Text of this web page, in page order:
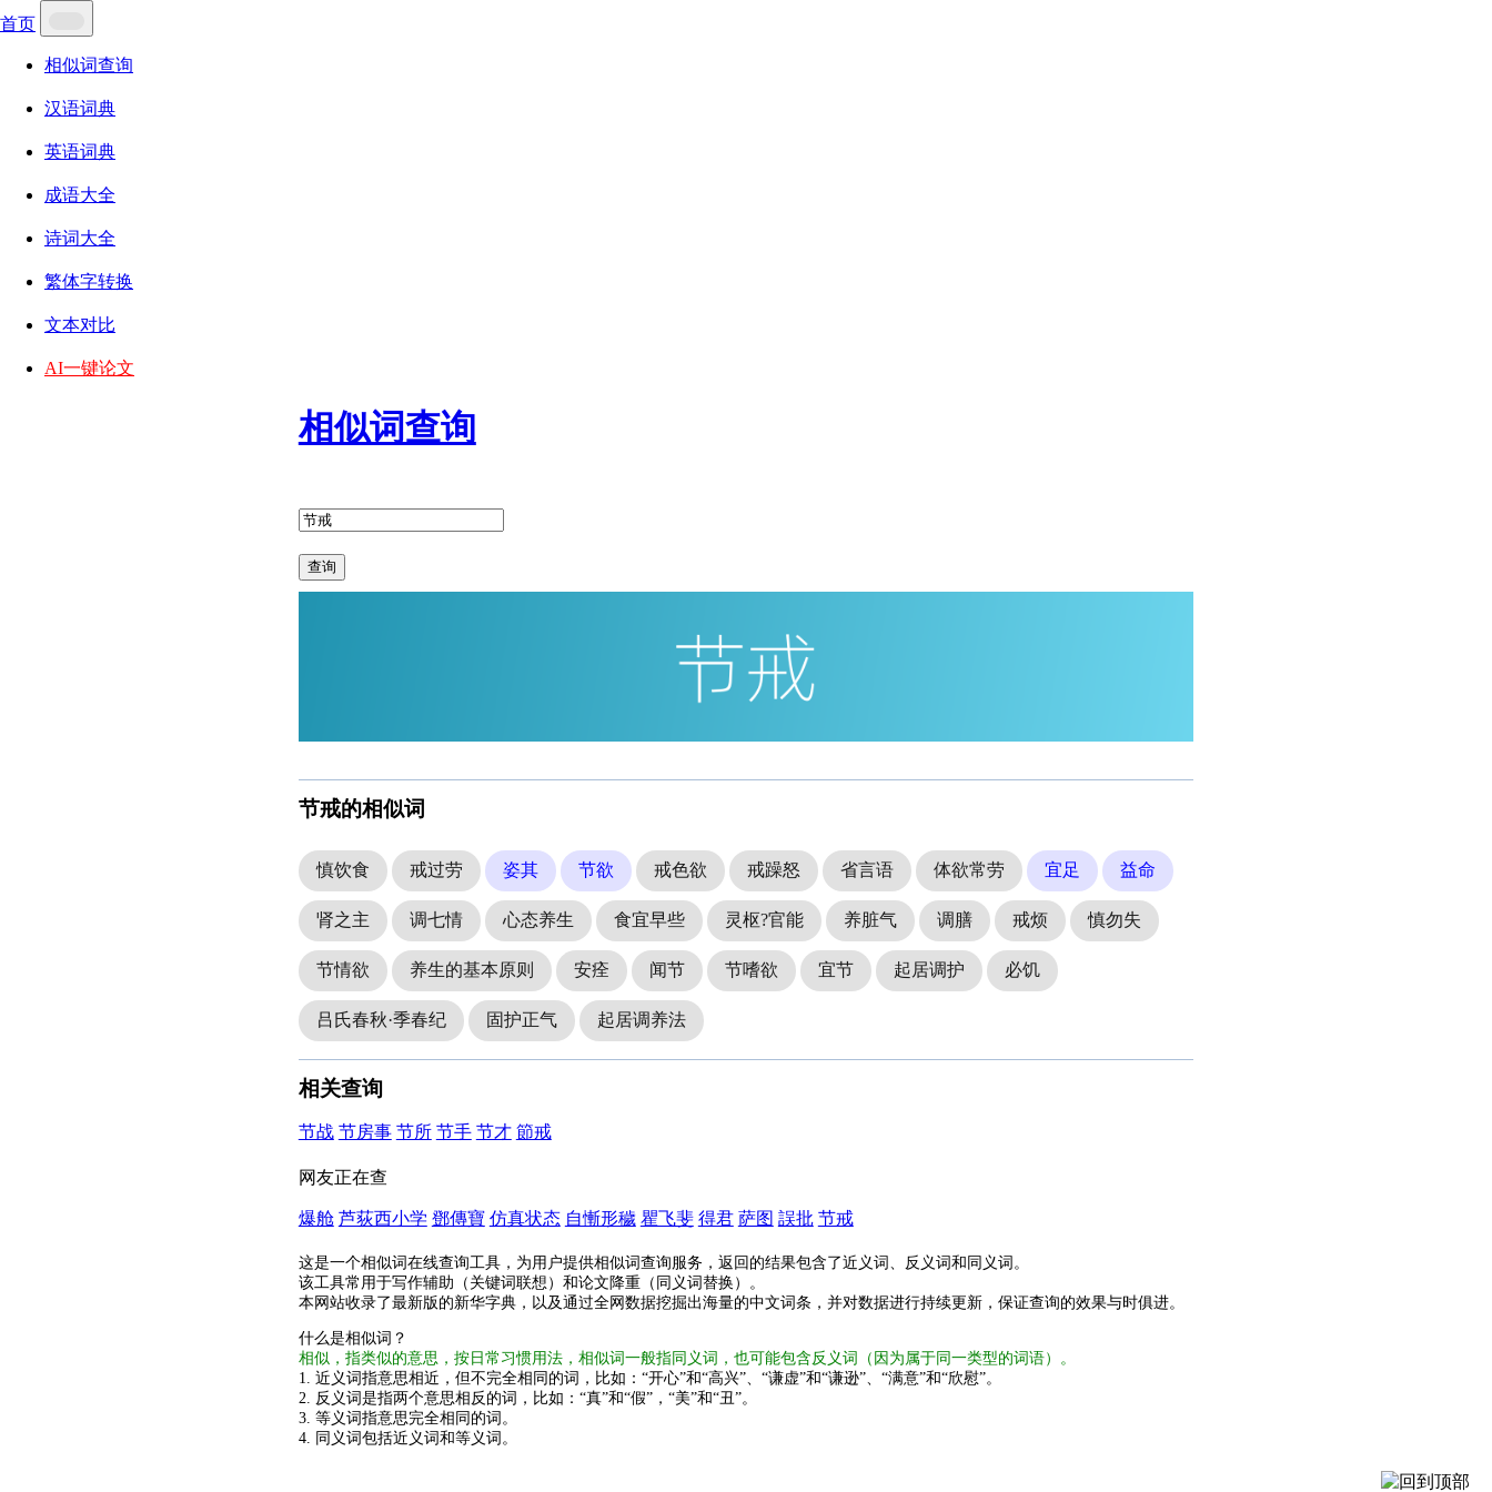
首页
相似词查询
汉语词典
英语词典
成语大全
诗词大全
繁体字转换
文本对比
AI一键论文
相似词查询
查询
节戒的相似词
慎饮食 戒过劳 姿其 节欲 戒色欲 戒躁怒 省言语 体欲常劳 宜足 益命
肾之主 调七情 心态养生 食宜早些 灵枢?官能 养脏气 调膳 戒烦 慎勿失
节情欲 养生的基本原则 安痊 闻节 节嗜欲 宜节 起居调护 必饥
吕氏春秋·季春纪 固护正气 起居调养法
相关查询
节战 节房事 节所 节手 节才 節戒
网友正在查
爆舱 芦荻西小学 鄧傳寶 仿真状态 自慚形穢 瞿飞斐 得君 萨图 誤批 节戒
这是一个相似词在线查询工具，为用户提供相似词查询服务，返回的结果包含了近义词、反义词和同义词。
该工具常用于写作辅助（关键词联想）和论文降重（同义词替换）。
本网站收录了最新版的新华字典，以及通过全网数据挖掘出海量的中文词条，并对数据进行持续更新，保证查询的效果与时俱进。
什么是相似词？
相似，指类似的意思，按日常习惯用法，相似词一般指同义词，也可能包含反义词（因为属于同一类型的词语）。
1. 近义词指意思相近，但不完全相同的词，比如：“开心”和“高兴”、“谦虚”和“谦逊”、“满意”和“欣慰”。
2. 反义词是指两个意思相反的词，比如：“真”和“假”，“美”和“丑”。
3. 等义词指意思完全相同的词。
4. 同义词包括近义词和等义词。